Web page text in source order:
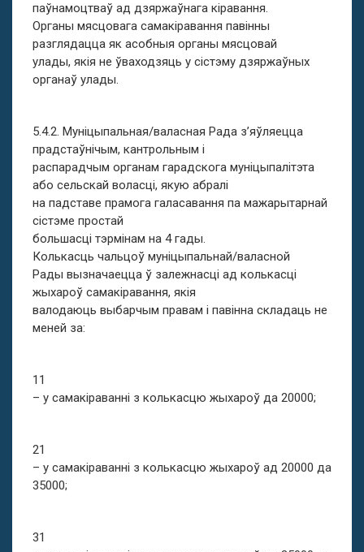
паўнамоцтваў ад дзяржаўнага кіравання.
Органы мясцовага самакіравання павінны
разглядацца як асобныя органы мясцовай
улады, якія не ўваходзяць у сістэму дзяржаўных
органаў улады.
5.4.2. Муніцыпальная/валасная Рада з’яўляецца
прадстаўнічым, кантрольным і
распарадчым органам гарадскога муніцыпалітэта
або сельскай воласці, якую абралі
на падставе прамога галасавання па мажарытарнай
сістэме простай
большасці тэрмінам на 4 гады.
Колькасць чальцоў муніцыпальнай/валасной
Рады вызначаецца ў залежнасці ад колькасці
жыхароў самакіравання, якія
валодаюць выбарчым правам і павінна складаць не
меней за:
11
– у самакіраванні з колькасцю жыхароў да 20000;
21
– у самакіраванні з колькасцю жыхароў ад 20000 да
35000;
31